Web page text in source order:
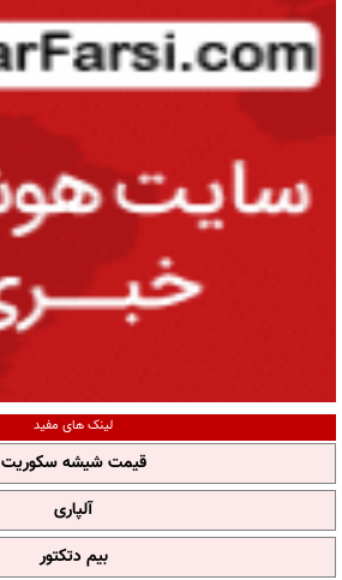
لینک های مفید
قیمت شیشه سکوریت
آلپاری
بیم دتکتور